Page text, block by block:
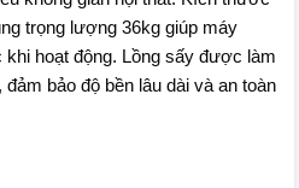
trọng lượng 36kg giúp máy
hoạt động. Lồng sấy được làm
bảo độ bền lâu dài và an toàn